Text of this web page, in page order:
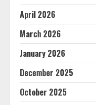
April 2026
March 2026
January 2026
December 2025
October 2025